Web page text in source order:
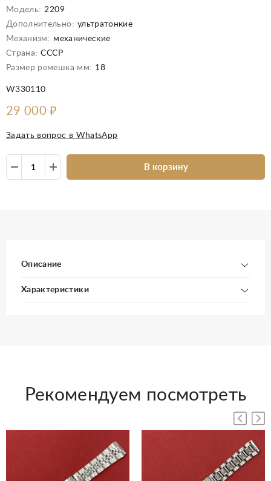
Модель: 2209
Дополнительно: ультратонкие
Механизм: механические
Страна: СССР
Размер ремешка мм: 18
W330110
29 000₽
Задать вопрос в WhatsApp
В корзину
Описание
Характеристики
Рекомендуем посмотреть